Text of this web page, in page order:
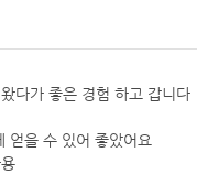
다가 좋은 경험 하고 갑니다
얻을 수 있어 좋았어요